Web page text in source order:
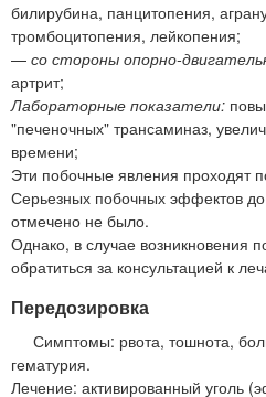
билирубина, панцитопения,
тромбоцитопения, лейкопения;
— со стороны опорно-
артрит;
Лабораторные показатели:
"печеночных" трансаминаз,
времени;
Эти побочные явления проходят
Серьезных побочных эффектов
отмечено не было.
Однако, в случае возникновения
обратиться за консультацией к
Передозировка
Симптомы: рвота, тошнота,
гематурия.
Лечение: активированный уголь